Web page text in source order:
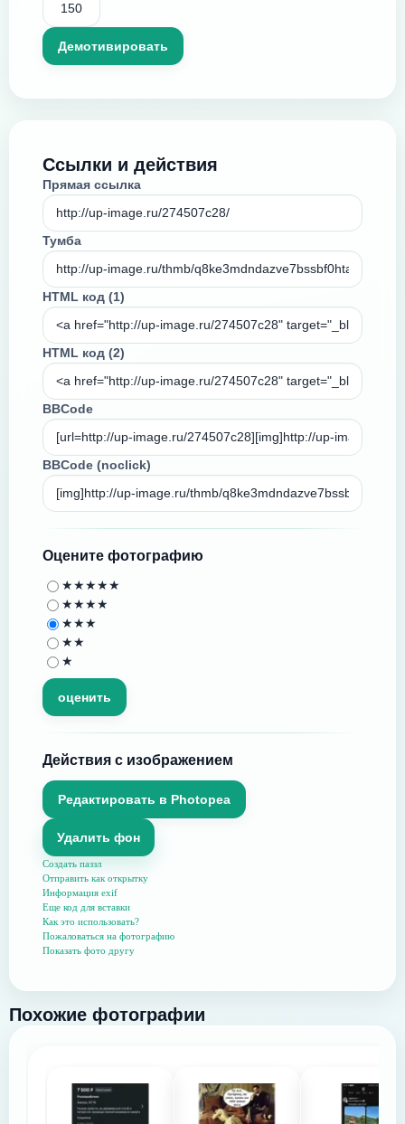
Ссылки и действия
Прямая ссылка
Тумба
HTML код (1)
HTML код (2)
BBCode
BBCode (noclick)
Оцените фотографию
★★★★★
★★★★
★★★
★★
★
Действия с изображением
Редактировать в Photopea
Удалить фон
Создать паззл
Отправить как открытку
Информация exif
Еще код для вставки
Как это использовать?
Пожаловаться на фотографию
Показать фото другу
Похожие фотографии